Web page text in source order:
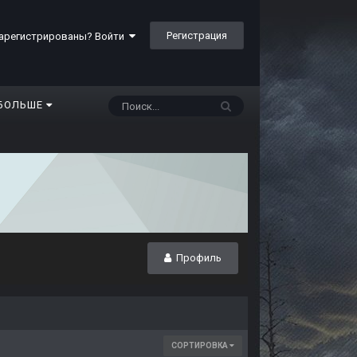
Войти Регистрация
Профиль
СОРТИРОВКА